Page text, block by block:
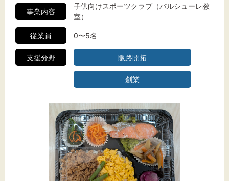
事業内容
子供向けスポーツクラブ（バルシューレ教
室）
従業員 0〜5名
支援分野 販路開拓
創業